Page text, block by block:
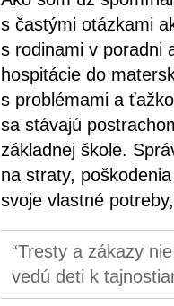
s častými otázkami
s rodinami v poradni
hospitácie do
s problémami a
sa stávajú
základnej škole.
na straty,
svoje vlastné
Tresty a zákazy
vedú deti k